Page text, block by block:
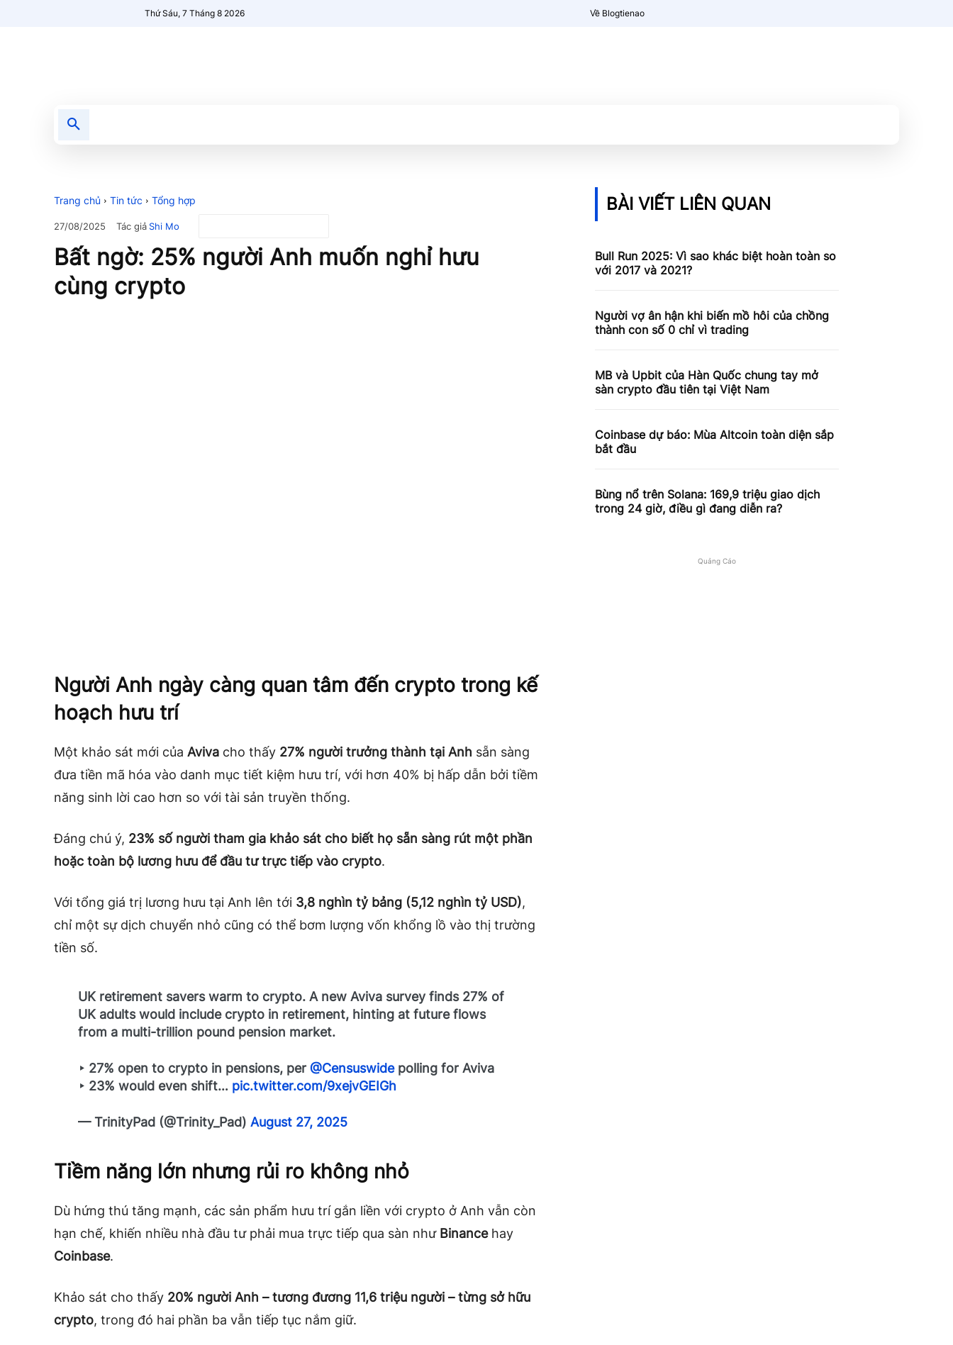
Thứ Sáu, 7 Tháng 8 2026 Về Blogtienao
Trang chủ Tin tức Tổng hợp
27/08/2025 Tác giảShi Mo
Bất ngờ: 25% người Anh muốn nghỉ hưu
cùng crypto
Người Anh ngày càng quan tâm đến crypto trong kế
hoạch hưu trí
Một khảo sát mới của Aviva cho thấy 27% người trưởng thành tại Anh sẵn sàng
đưa tiền mã hóa vào danh mục tiết kiệm hưu trí, với hơn 40% bị hấp dẫn bởi tiềm
năng sinh lời cao hơn so với tài sản truyền thống.
Đáng chú ý, 23% số người tham gia khảo sát cho biết họ sẵn sàng rút một phần
hoặc toàn bộ lương hưu để đầu tư trực tiếp vào crypto.
Với tổng giá trị lương hưu tại Anh lên tới 3,8 nghìn tỷ bảng (5,12 nghìn tỷ USD),
chỉ một sự dịch chuyển nhỏ cũng có thể bơm lượng vốn khổng lồ vào thị trường
tiền số.
UK retirement savers warm to crypto. A new Aviva survey finds 27% of
UK adults would include crypto in retirement, hinting at future flows
from a multi-trillion pound pension market.
‣ 27% open to crypto in pensions, per @Censuswidepolling for Aviva
‣ 23% would even shift… pic.twitter.com/9xejvGEIGh
— TrinityPad (@Trinity_Pad)August 27, 2025
Tiềm năng lớn nhưng rủi ro không nhỏ
Dù hứng thú tăng mạnh, các sản phẩm hưu trí gắn liền với crypto ở Anh vẫn còn
hạn chế, khiến nhiều nhà đầu tư phải mua trực tiếp qua sàn như Binancehay
Coinbase.
Khảo sát cho thấy 20% người Anh – tương đương 11,6 triệu người – từng sở hữu
crypto, trong đó hai phần ba vẫn tiếp tục nắm giữ.
BÀI VIẾT LIÊN QUAN
Bull Run 2025: Vì sao khác biệt hoàn toàn so
với 2017 và 2021?
Người vợ ân hận khi biến mồ hôi của chồng
thành con số 0 chỉ vì trading
MB và Upbit của Hàn Quốc chung tay mở
sàn crypto đầu tiên tại Việt Nam
Coinbase dự báo: Mùa Altcoin toàn diện sắp
bắt đầu
Bùng nổ trên Solana: 169,9 triệu giao dịch
trong 24 giờ, điều gì đang diễn ra?
Quảng Cáo